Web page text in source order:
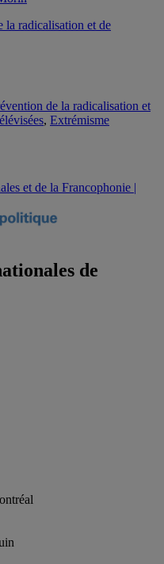
de la radicalisation et
, Extrémisme
de